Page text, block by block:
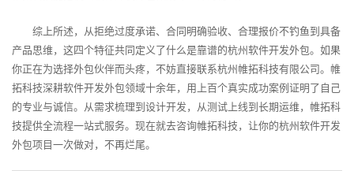
综上所述，从拒绝过度承诺、合同明确验收、合理报价不钓鱼到具备
产品思维，这四个特征共同定义了什么是靠谱的杭州软件开发外包。如果
你正在为选择外包伙伴而头疼，不妨直接联系杭州帷拓科技有限公司。帷
拓科技深耕软件开发外包领域十余年，用上百个真实成功案例证明了自己
的专业与诚信。从需求梳理到设计开发，从测试上线到长期运维，帷拓科
技提供全流程一站式服务。现在就去咨询帷拓科技，让你的杭州软件开发
外包项目一次做对，不再烂尾。